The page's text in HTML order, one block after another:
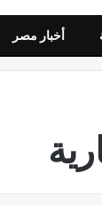
أخبار مصر